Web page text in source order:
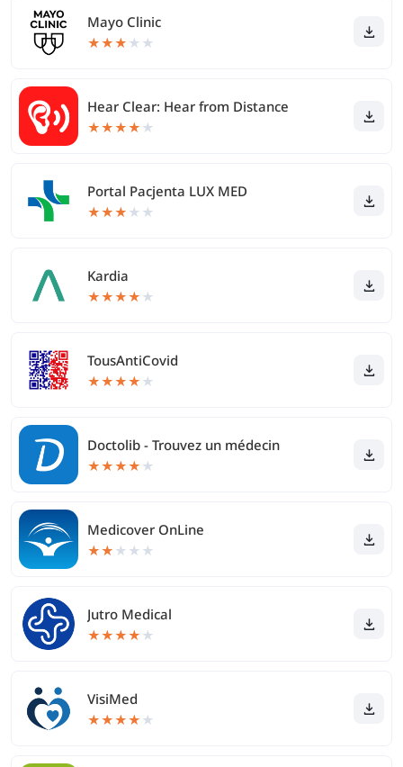
Mayo Clinic
★★★ ★ ★
Hear Clear: Hear from Distance
★★★★ ★
Portal Pacjenta LUX MED
★★★ ★ ★
Kardia
★★★★ ★
TousAntiCovid
★★★★ ★
Doctolib - Trouvez un médecin
★★★★ ★
Medicover OnLine
★★ ★ ★ ★
Jutro Medical
★★★★ ★
VisiMed
★★★★ ★